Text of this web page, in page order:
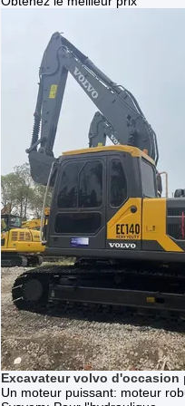
Excavateur volvo
Un moteur puissant: moteur